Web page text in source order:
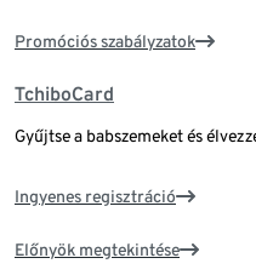
Promóciós szabályzatok
TchiboCard
Gyűjtse a babszemeket és
Ingyenes regisztráció
Előnyök megtekintése